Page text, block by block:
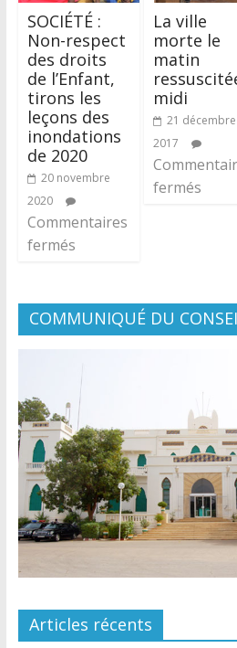
SOCIÉTÉ :
Non-respect
des droits
de l’Enfant,
tirons les
leçons des
inondations
de 2020
20 novembre
2020
Commentaires
fermés
La ville
morte le
matin
midi
21 décembre
2017
fermés
COMMUNIQUÉ DU
Articles récents